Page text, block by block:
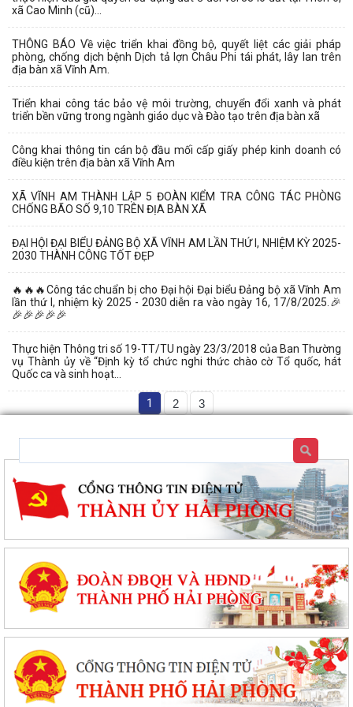
xã Cao Minh (cũ)...
THÔNG BÁO Về việc triển khai đồng bộ, quyết liệt các giải pháp
phòng, chống dịch bệnh Dịch tả lợn Châu Phi tái phát, lây lan trên
địa bàn xã Vĩnh Am.
Triển khai công tác bảo vệ môi trường, chuyển đổi xanh và phát
triển bền vững trong ngành giáo dục và Đào tạo trên địa bàn xã
Công khai thông tin cán bộ đầu mối cấp giấy phép kinh doanh có
điều kiện trên địa bàn xã Vĩnh Am
XÃ VĨNH AM THÀNH LẬP 5 ĐOÀN KIỂM TRA CÔNG TÁC PHÒNG
CHỐNG BÃO SỐ 9,10 TRÊN ĐỊA BÀN XÃ
ĐẠI HỘI ĐẠI BIỂU ĐẢNG BỘ XÃ VĨNH AM LẦN THỨ I, NHIỆM KỲ 2025-
2030 THÀNH CÔNG TỐT ĐẸP
🔥🔥🔥Công tác chuẩn bị cho Đại hội Đại biểu Đảng bộ xã Vĩnh Am
lần thứ I, nhiệm kỳ 2025 - 2030 diễn ra vào ngày 16, 17/8/2025.🎉
🎉🎉🎉🎉🎉
Thực hiện Thông tri số 19-TT/TU ngày 23/3/2018 của Ban Thường
vụ Thành ủy về “Định kỳ tổ chức nghi thức chào cờ Tổ quốc, hát
Quốc ca và sinh hoạt...
1 2 3